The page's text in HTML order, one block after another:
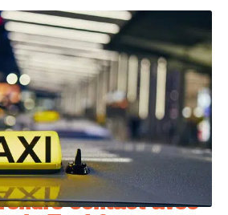
contact avec